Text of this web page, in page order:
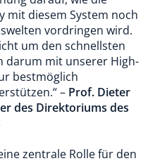
mit diesem System noch
vordringen wird.
um den schnellsten
darum mit unserer High-
bestmöglich
– Prof. Dieter
des Direktoriums des
zentrale Rolle für den